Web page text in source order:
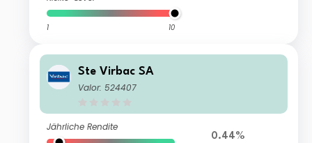
1 10
Ste Virbac SA
Valor: 524407
Jährliche Rendite
0.44%